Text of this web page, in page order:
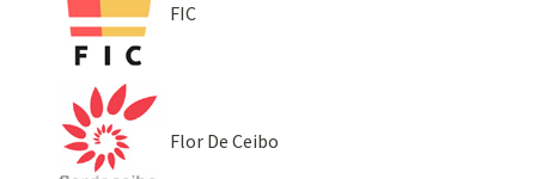
FIC
Flor De Ceibo